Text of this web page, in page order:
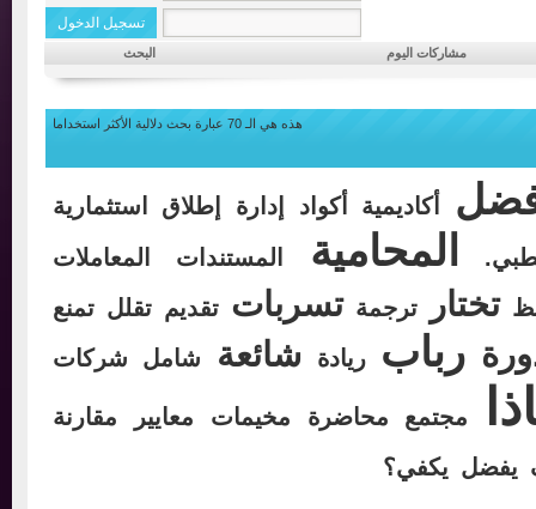
مشاركات اليوم البحث
هذه هي الـ 70 عبارة بحث دلالية الأكثر استخداما
أكاديمية أكواد إدارة إطلاق استثمارية
المحامية المستندات
المعاملات
تختار ترجمة تسربات تقديم تقلل تمنع
رباب ريادة شائعة شامل شركات
مجتمع محاضرة مخيمات معايير
مقارنة
يكفي؟